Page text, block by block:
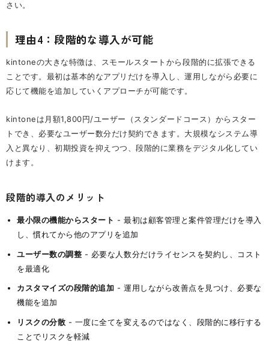
さい。
理由4：段階的な導入が可能
kintoneの大きな特徴は、スモールスタートから段階的に拡張できる
ことです。最初は基本的なアプリだけを導入し、運用しながら必要に
応じて機能を追加していくアプローチが可能です。
kintoneは月額1,800円/ユーザー（スタンダードコース）からスター
トでき、必要なユーザー数分だけ契約できます。大規模なシステム導
入と異なり、初期投資を抑えつつ、段階的に業務をデジタル化してい
けます。
段階的導入のメリット
最小限の機能からスタート - 最初は顧客管理と案件管理だけを導入
し、慣れてから他のアプリを追加
ユーザー数の調整 - 必要な人数分だけライセンスを契約し、コスト
を最適化
カスタマイズの段階的追加 - 運用しながら改善点を見つけ、必要な
機能を追加
リスクの分散 - 一度に全てを変えるのではなく、段階的に移行する
ことでリスクを軽減